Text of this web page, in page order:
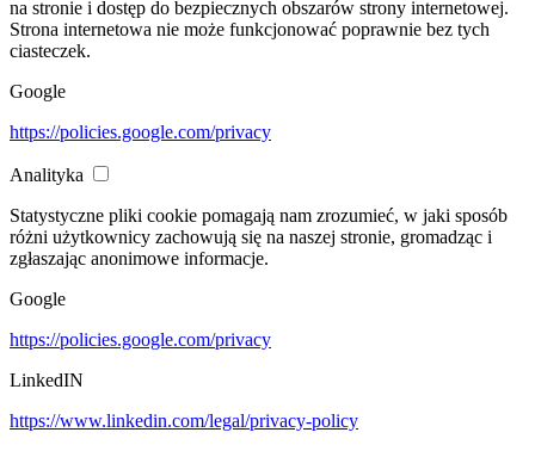
na stronie i dostęp do bezpiecznych obszarów strony internetowej.
Strona internetowa nie może funkcjonować poprawnie bez tych
ciasteczek.
Google
https://policies.google.com/privacy
Analityka
Statystyczne pliki cookie pomagają nam zrozumieć, w jaki sposób
różni użytkownicy zachowują się na naszej stronie, gromadząc i
zgłaszając anonimowe informacje.
Google
https://policies.google.com/privacy
LinkedIN
https://www.linkedin.com/legal/privacy-policy